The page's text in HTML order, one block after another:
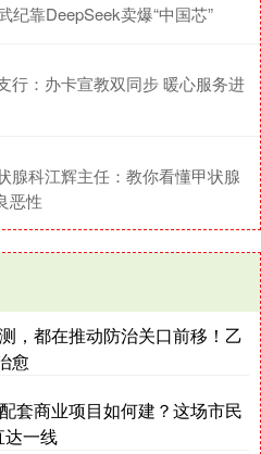
纪靠DeepSeek卖爆“中国芯”
行：办卡宣教双同步 暖心服务进
腺科江辉主任：教你看懂甲状腺
恶性
，都在推动防治关口前移！乙
愈
套商业项目如何建？这场市民
达一线